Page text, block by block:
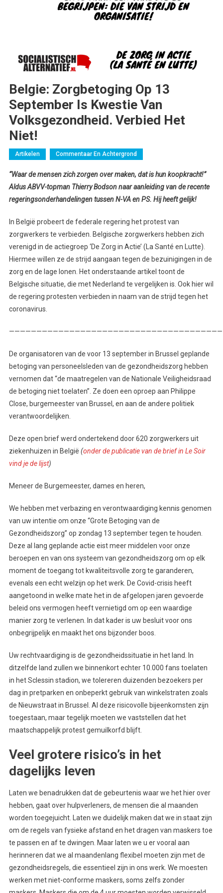
Belgie: Zorgbetoging Op 13
September Is Kwestie Van
Volksgezondheid. Verbied Het
Niet!
Artikelen Commentaar En Achtergrond
“Waar de mensen zich zorgen over maken, dat is hun koopkracht!”
Aldus ABVV-topman Thierry Bodson naar aanleiding van de recente
regeringsonderhandelingen tussen N-VA en PS. Hij heeft gelijk!
In België probeert de federale regering het protest van
zorgwerkers te verbieden. Belgische zorgwerkers hebben zich
verenigd in de actiegroep ‘De Zorg in Actie’ (La Santé en Lutte).
Hiermee willen ze de strijd aangaan tegen de bezuinigingen in de
zorg en de lage lonen. Het onderstaande artikel toont de
Belgische situatie, die met Nederland te vergelijken is. Ook hier wil
de regering protesten verbieden in naam van de strijd tegen het
coronavirus.
De organisatoren van de voor 13 september in Brussel geplande
betoging van personeelsleden van de gezondheidszorg hebben
vernomen dat “de maatregelen van de Nationale Veiligheidsraad
de betoging niet toelaten”. Ze doen een oproep aan Philippe
Close, burgemeester van Brussel, en aan de andere politiek
verantwoordelijken.
Deze open brief werd ondertekend door 620 zorgwerkers uit
ziekenhuizen in België (onder de publicatie van de brief in Le Soir
vind je de lijst)
Meneer de Burgemeester, dames en heren,
We hebben met verbazing en verontwaardiging kennis genomen
van uw intentie om onze “Grote Betoging van de
Gezondheidszorg” op zondag 13 september tegen te houden.
Deze al lang geplande actie eist meer middelen voor onze
beroepen en van ons systeem van gezondheidszorg om op elk
moment de toegang tot kwaliteitsvolle zorg te garanderen,
evenals een echt welzijn op het werk. De Covid-crisis heeft
aangetoond in welke mate het in de afgelopen jaren gevoerde
beleid ons vermogen heeft vernietigd om op een waardige
manier zorg te verlenen. In dat kader is uw besluit voor ons
onbegrijpelijk en maakt het ons bijzonder boos.
Uw rechtvaardiging is de gezondheidssituatie in het land. In
ditzelfde land zullen we binnenkort echter 10.000 fans toelaten
in het Sclessin stadion, we tolereren duizenden bezoekers per
dag in pretparken en onbeperkt gebruik van winkelstraten zoals
de Nieuwstraat in Brussel. Al deze risicovolle bijeenkomsten zijn
toegestaan, maar tegelijk moeten we vaststellen dat het
maatschappelijk protest gemuilkorfd blijft.
Veel grotere risico’s in het
dagelijks leven
Laten we benadrukken dat de gebeurtenis waar we het hier over
hebben, gaat over hulpverleners, de mensen die al maanden
worden toegejuicht. Laten we duidelijk maken dat we in staat zijn
om de regels van fysieke afstand en het dragen van maskers toe
te passen en af te dwingen. Maar laten we u er vooral aan
herinneren dat we al maandenlang flexibel moeten zijn met de
gezondheidsregels, die essentieel zijn in ons werk. We moesten
werken met niet-conforme maskers, soms zelfs zonder